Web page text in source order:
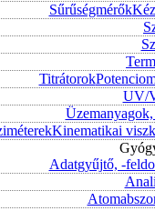
Sűrűségmérők
Titrátorok
UV/
Kinematikai
Adatgyűjtő, -